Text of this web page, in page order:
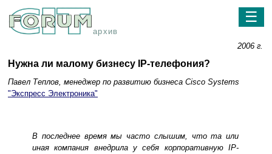
архив
☰
2006 г.
Нужна ли малому бизнесу IP-телефония?
Павел Теплов, менеджер по развитию бизнеса Cisco Systems
"Экспресс Электроника"
В последнее время мы часто слышим, что та или
иная компания внедрила у себя корпоративную IP-